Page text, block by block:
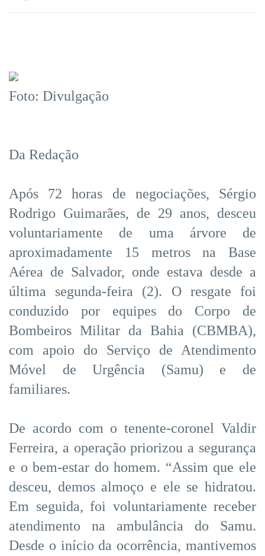
Foto: Divulgação
Da Redação
Após 72 horas de negociações, Sérgio
Rodrigo Guimarães, de 29 anos, desceu
voluntariamente de uma árvore de
aproximadamente 15 metros na Base
Aérea de Salvador, onde estava desde a
última segunda-feira (2). O resgate foi
conduzido por equipes do Corpo de
Bombeiros Militar da Bahia (CBMBA),
com apoio do Serviço de Atendimento
Móvel de Urgência (Samu) e de
familiares.
De acordo com o tenente-coronel Valdir
Ferreira, a operação priorizou a segurança
e o bem-estar do homem. “Assim que ele
desceu, demos almoço e ele se hidratou.
Em seguida, foi voluntariamente receber
atendimento na ambulância do Samu.
Desde o início da ocorrência, mantivemos